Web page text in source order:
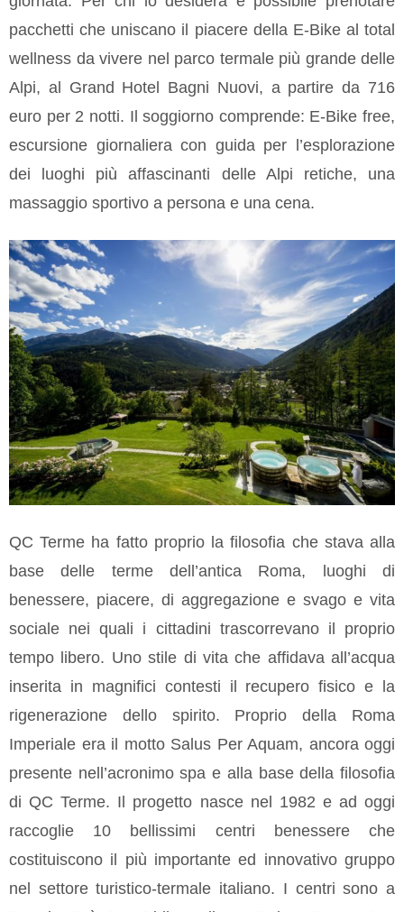
pacchetti che uniscano il piacere della E-Bike al total
wellness da vivere nel parco termale più grande delle
Alpi, al Grand Hotel Bagni Nuovi, a partire da 716
euro per 2 notti. Il soggiorno comprende: E-Bike free,
escursione giornaliera con guida per l’esplorazione
dei luoghi più affascinanti delle Alpi retiche, una
massaggio sportivo a persona e una cena.
QC Terme ha fatto proprio la filosofia che stava alla
base delle terme dell’antica Roma, luoghi di
benessere, piacere, di aggregazione e svago e vita
sociale nei quali i cittadini trascorrevano il proprio
tempo libero. Uno stile di vita che affidava all’acqua
inserita in magnifici contesti il recupero fisico e la
rigenerazione dello spirito. Proprio della Roma
Imperiale era il motto Salus Per Aquam, ancora oggi
presente nell’acronimo spa e alla base della filosofia
di QC Terme. Il progetto nasce nel 1982 e ad oggi
raccoglie 10 bellissimi centri benessere che
costituiscono il più importante ed innovativo gruppo
nel settore turistico-termale italiano. I centri sono a